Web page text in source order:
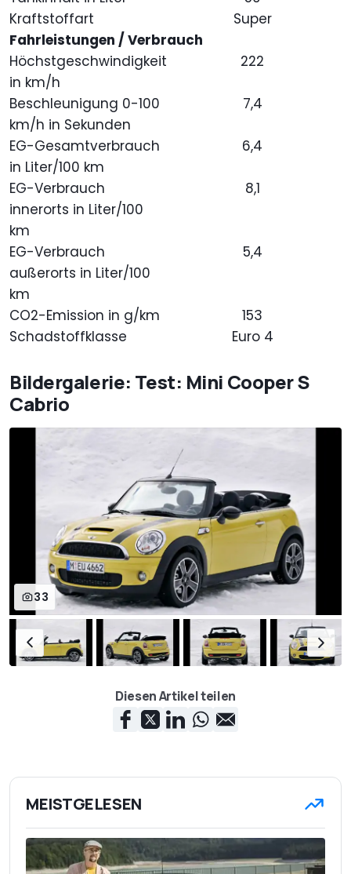
Kraftstoffart
Super
Fahrleistungen / Verbrauch
Höchstgeschwindigkeit
in km/h
222
Beschleunigung 0-100
km/h in Sekunden
7,4
EG-Gesamtverbrauch
in Liter/100 km
6,4
EG-Verbrauch
innerorts in Liter/100
km
8,1
EG-Verbrauch
außerorts in Liter/100
km
5,4
CO2-Emission in g/km
153
Schadstoffklasse
Euro 4
Bildergalerie: Test: Mini Cooper S
Cabrio
33
Diesen Artikel teilen
MEISTGELESEN